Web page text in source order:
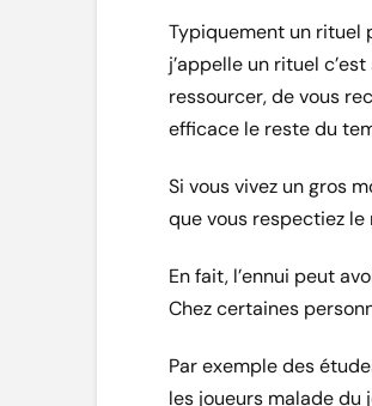
Typiquement un rituel
j’appelle un rituel
ressourcer, de vous
efficace le reste du
Si vous vivez un gros
que vous respectiez
En fait, l’ennui peut
Chez certaines
Par exemple des
les joueurs malade du